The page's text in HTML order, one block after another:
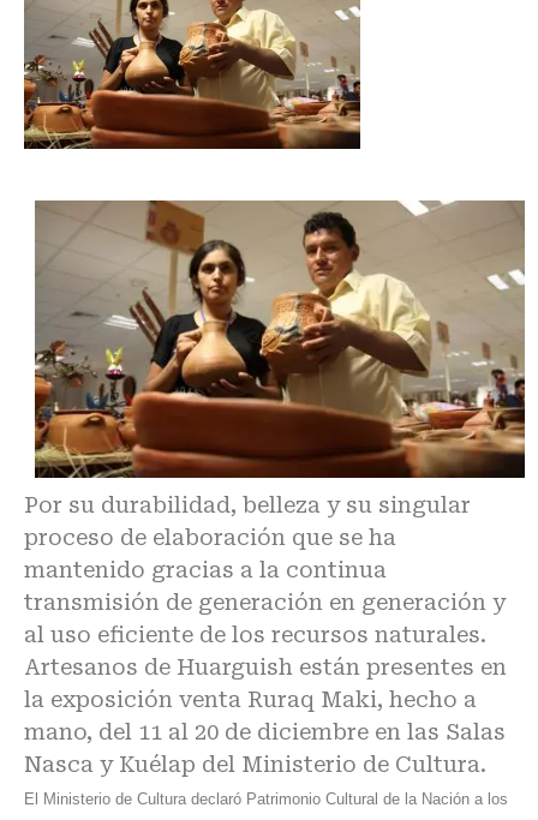
Por su durabilidad, belleza y su singular
proceso de elaboración que se ha
mantenido gracias a la continua
transmisión de generación en generación y
al uso eficiente de los recursos naturales.
Artesanos de Huarguish están presentes en
la exposición venta Ruraq Maki, hecho a
mano, del 11 al 20 de diciembre en las Salas
Nasca y Kuélap del Ministerio de Cultura.
El Ministerio de Cultura declaró Patrimonio Cultural de la Nación a los